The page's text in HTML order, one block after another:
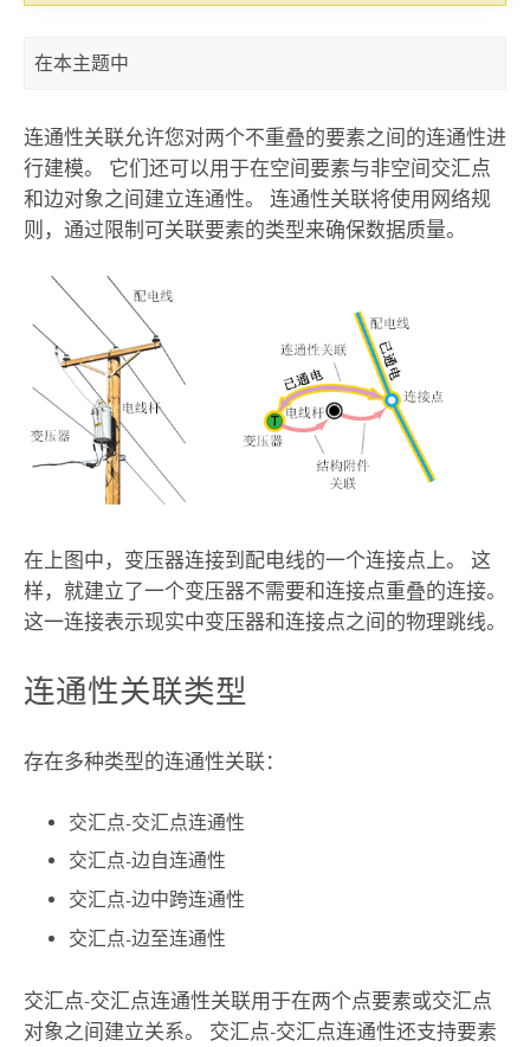
在本主题中
连通性关联允许您对两个不重叠的要素之间的连通性进
行建模。 它们还可以用于在空间要素与非空间交汇点
和边对象之间建立连通性。 连通性关联将使用网络规
则，通过限制可关联要素的类型来确保数据质量。
在上图中，变压器连接到配电线的一个连接点上。 这
样，就建立了一个变压器不需要和连接点重叠的连接。
这一连接表示现实中变压器和连接点之间的物理跳线。
连通性关联类型
存在多种类型的连通性关联：
交汇点-交汇点连通性
交汇点-边自连通性
交汇点-边中跨连通性
交汇点-边至连通性
交汇点-交汇点连通性关联用于在两个点要素或交汇点
对象之间建立关系。 交汇点-交汇点连通性还支持要素